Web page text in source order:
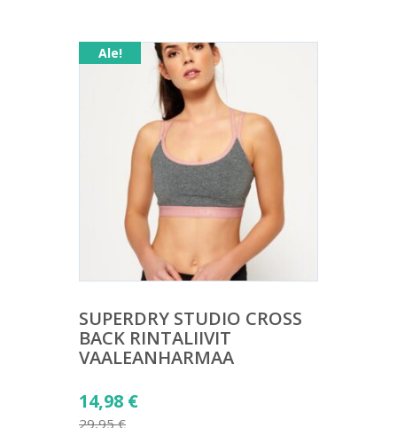
Ale!
SUPERDRY STUDIO CROSS
BACK RINTALIIVIT
VAALEANHARMAA
29,95€
Alkuperäinen
14,98 €